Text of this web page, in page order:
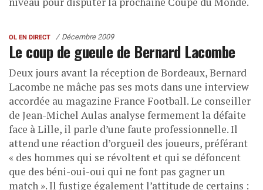
OL EN DIRECT Décembre 2009
Le coup de gueule de Bernard Lacombe
Deux jours avant la réception de Bordeaux, Bernard
Lacombe ne mâche pas ses mots dans une interview
accordée au magazine France Football. Le conseiller
de Jean-Michel Aulas analyse fermement la défaite
face à Lille, il parle d’une faute professionnelle. Il
attend une réaction d’orgueil des joueurs, préférant
« des hommes qui se révoltent et qui se défoncent
que des béni-oui-oui qui ne font pas gagner un
match ». Il fustige également l’attitude de certains :